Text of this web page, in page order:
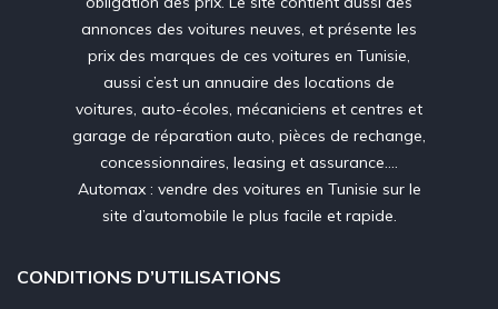
annonces des voitures neuves, et présente les
prix des marques de ces voitures en Tunisie,
aussi c’est un annuaire des locations de
voitures, auto-écoles, mécaniciens et centres et
garage de réparation auto, pièces de rechange,
concessionnaires, leasing et assurance….
Automax : vendre des voitures en Tunisie sur le
site d’automobile le plus facile et rapide.
CONDITIONS D’UTILISATIONS